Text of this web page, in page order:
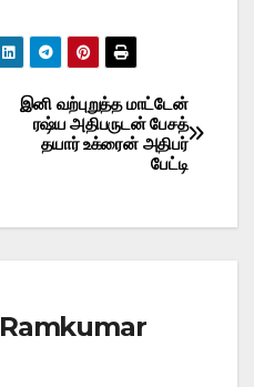
இனி வற்புறுத்த மாட்டேன்
ரஷ்ய அதிபருடன் பேசத்
தயார் உக்ரைன் அதிபர்
பேட்டி